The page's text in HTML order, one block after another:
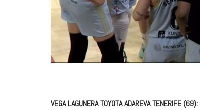
VEGA LAGUNERA TOYOTA ADAREVA TENERIFE (69):